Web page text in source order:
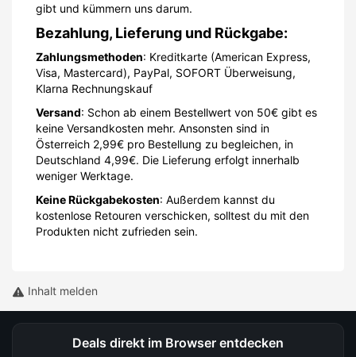
gibt und kümmern uns darum.
Bezahlung, Lieferung und Rückgabe:
Zahlungsmethoden: Kreditkarte (American Express,
Visa, Mastercard), PayPal, SOFORT Überweisung,
Klarna Rechnungskauf
Versand: Schon ab einem Bestellwert von 50€ gibt es
keine Versandkosten mehr. Ansonsten sind in
Österreich 2,99€ pro Bestellung zu begleichen, in
Deutschland 4,99€. Die Lieferung erfolgt innerhalb
weniger Werktage.
Keine Rückgabekosten: Außerdem kannst du
kostenlose Retouren verschicken, solltest du mit den
Produkten nicht zufrieden sein.
Inhalt melden
Deals direkt im Browser entdecken